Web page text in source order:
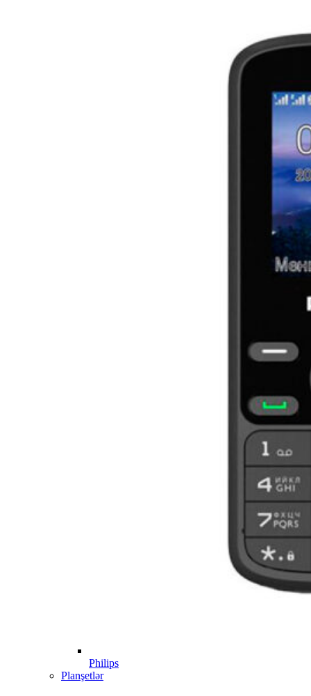
Philips
Planşetlər